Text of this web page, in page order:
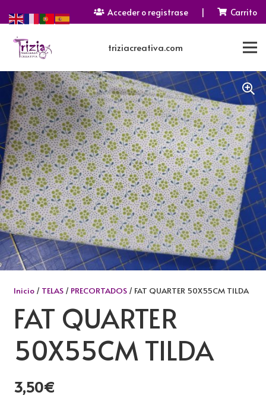
Acceder o registrase | Carrito
triziacreativa.com
Inicio/ TELAS/ PRECORTADOS/ FAT QUARTER 50X55CM TILDA
FAT QUARTER
50X55CM TILDA
3,50€